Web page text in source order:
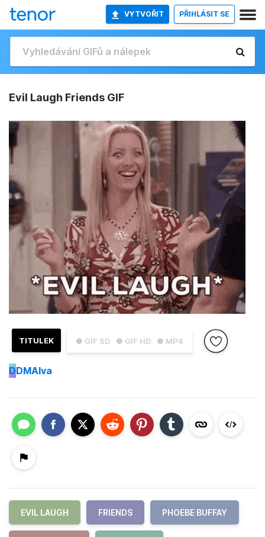
VYTVOŘIT PŘIHLÁSIT SE
Evil Laugh Friends GIF
● GIF SD ● GIF HD ● MP4
TITULEK
DDMAlva
EVIL LAUGH FRIENDS PHOEBE BUFFAY